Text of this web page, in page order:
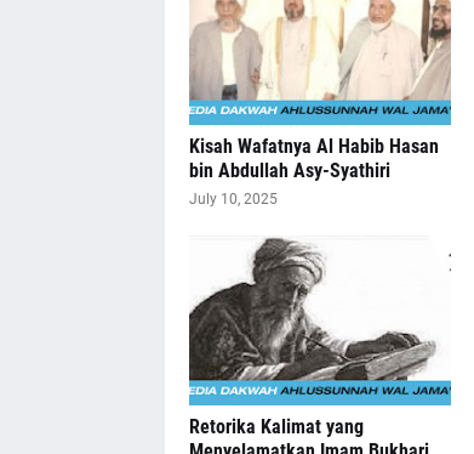
Kisah Wafatnya Al Habib Hasan
bin Abdullah Asy-Syathiri
July 10, 2025
Retorika Kalimat yang